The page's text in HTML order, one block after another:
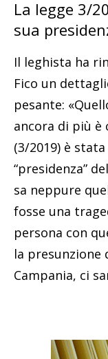
La legge 3/
sua
Il leghista ha
Fico un
pesante:
ancora di più è
(3/2019) è
“presidenza”
sa neppure
fosse una
persona con
la presunzione
Campania, ci